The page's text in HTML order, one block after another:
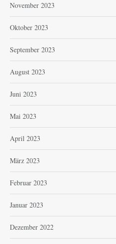
November 2023
Oktober 2023
September 2023
August 2023
Juni 2023
Mai 2023
April 2023
März 2023
Februar 2023
Januar 2023
Dezember 2022